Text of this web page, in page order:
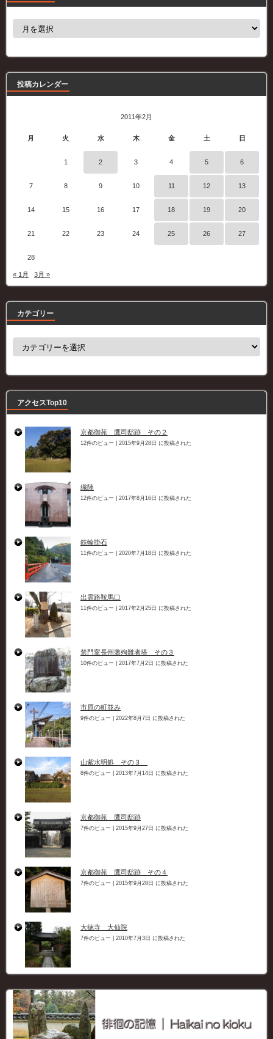
過
事
投稿カレンダー
2011年2月
月 火 水 木 金 土 日
1 2 3 4 5 6
7 8 9 10 11 12 13
14 15 16 17 18 19 20
21 22 23 24 25 26 27
28
« 1月 3月 »
カテゴリー
カ
ー
アクセスTop10
京都御苑 鷹司邸跡 その２
12件のビュー 2015年9月28日 に投稿された
織陣
12件のビュー 2017年8月16日 に投稿された
鉄輪掛石
11件のビュー 2020年7月18日 に投稿された
出雲路鞍馬口
11件のビュー 2017年2月25日 に投稿された
禁門変長州藩殉難者塔 その３
10件のビュー 2017年7月2日 に投稿された
市原の町並み
9件のビュー 2022年8月7日 に投稿された
山紫水明処 その３
8件のビュー 2013年7月14日 に投稿された
京都御苑 鷹司邸跡
7件のビュー 2015年9月27日 に投稿された
京都御苑 鷹司邸跡 その４
7件のビュー 2015年9月28日 に投稿された
大徳寺 大仙院
7件のビュー 2010年7月3日 に投稿された